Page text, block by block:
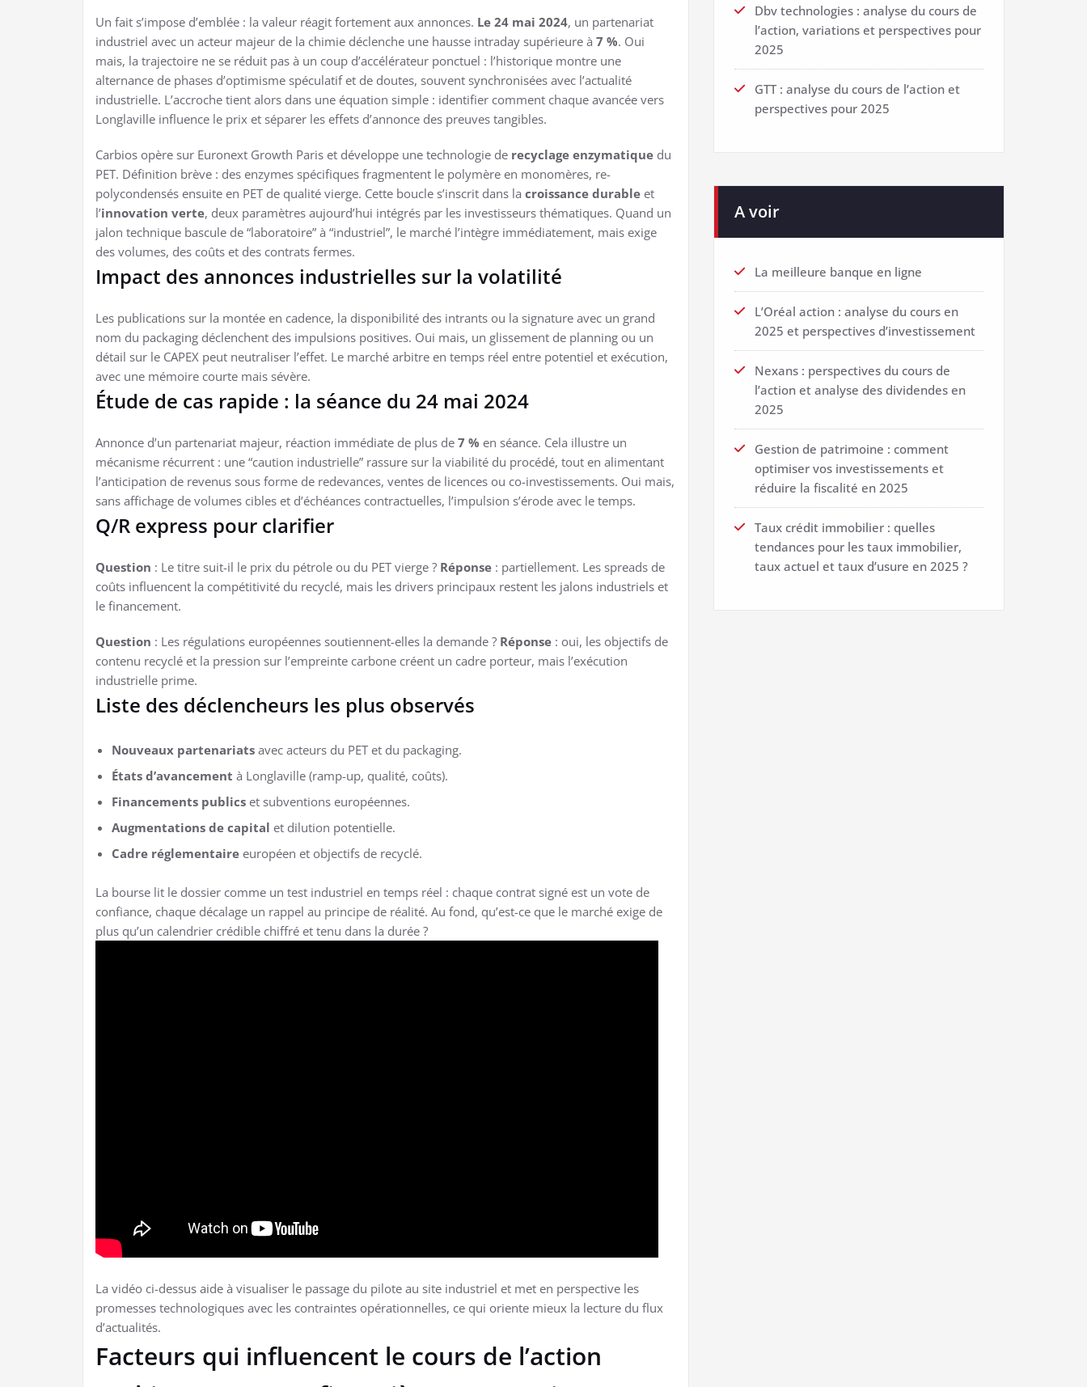
Un fait s’impose d’emblée : la valeur réagit fortement aux annonces. Le 24 mai 2024, un partenariat
industriel avec un acteur majeur de la chimie déclenche une hausse intraday supérieure à 7 %. Oui
mais, la trajectoire ne se réduit pas à un coup d’accélérateur ponctuel : l’historique montre une
alternance de phases d’optimisme spéculatif et de doutes, souvent synchronisées avec l’actualité
industrielle. L’accroche tient alors dans une équation simple : identifier comment chaque avancée vers
Longlaville influence le prix et séparer les effets d’annonce des preuves tangibles.
Carbios opère sur Euronext Growth Paris et développe une technologie de recyclage enzymatique du
PET. Définition brève : des enzymes spécifiques fragmentent le polymère en monomères, re-
polycondensés ensuite en PET de qualité vierge. Cette boucle s’inscrit dans la croissance durable et
l’innovation verte, deux paramètres aujourd’hui intégrés par les investisseurs thématiques. Quand un
jalon technique bascule de “laboratoire” à “industriel”, le marché l’intègre immédiatement, mais exige
des volumes, des coûts et des contrats fermes.
Impact des annonces industrielles sur la volatilité
Les publications sur la montée en cadence, la disponibilité des intrants ou la signature avec un grand
nom du packaging déclenchent des impulsions positives. Oui mais, un glissement de planning ou un
détail sur le CAPEX peut neutraliser l’effet. Le marché arbitre en temps réel entre potentiel et exécution,
avec une mémoire courte mais sévère.
Étude de cas rapide : la séance du 24 mai 2024
Annonce d’un partenariat majeur, réaction immédiate de plus de 7 % en séance. Cela illustre un
mécanisme récurrent : une “caution industrielle” rassure sur la viabilité du procédé, tout en alimentant
l’anticipation de revenus sous forme de redevances, ventes de licences ou co-investissements. Oui mais,
sans affichage de volumes cibles et d’échéances contractuelles, l’impulsion s’érode avec le temps.
Q/R express pour clarifier
Question : Le titre suit-il le prix du pétrole ou du PET vierge ? Réponse : partiellement. Les spreads de
coûts influencent la compétitivité du recyclé, mais les drivers principaux restent les jalons industriels et
le financement.
Question : Les régulations européennes soutiennent-elles la demande ? Réponse : oui, les objectifs de
contenu recyclé et la pression sur l’empreinte carbone créent un cadre porteur, mais l’exécution
industrielle prime.
Liste des déclencheurs les plus observés
Nouveaux partenariats avec acteurs du PET et du packaging.
États d’avancement à Longlaville (ramp-up, qualité, coûts).
Financements publics et subventions européennes.
Augmentations de capital et dilution potentielle.
Cadre réglementaire européen et objectifs de recyclé.
La bourse lit le dossier comme un test industriel en temps réel : chaque contrat signé est un vote de
confiance, chaque décalage un rappel au principe de réalité. Au fond, qu’est-ce que le marché exige de
plus qu’un calendrier crédible chiffré et tenu dans la durée ?
La vidéo ci-dessus aide à visualiser le passage du pilote au site industriel et met en perspective les
promesses technologiques avec les contraintes opérationnelles, ce qui oriente mieux la lecture du flux
d’actualités.
Facteurs qui influencent le cours de l’action
Dbv technologies : analyse du cours de
l’action, variations et perspectives pour
2025
GTT : analyse du cours de l’action et
perspectives pour 2025
A voir
La meilleure banque en ligne
L’Oréal action : analyse du cours en
2025 et perspectives d’investissement
Nexans : perspectives du cours de
l’action et analyse des dividendes en
2025
Gestion de patrimoine : comment
optimiser vos investissements et
réduire la fiscalité en 2025
Taux crédit immobilier : quelles
tendances pour les taux immobilier,
taux actuel et taux d’usure en 2025 ?